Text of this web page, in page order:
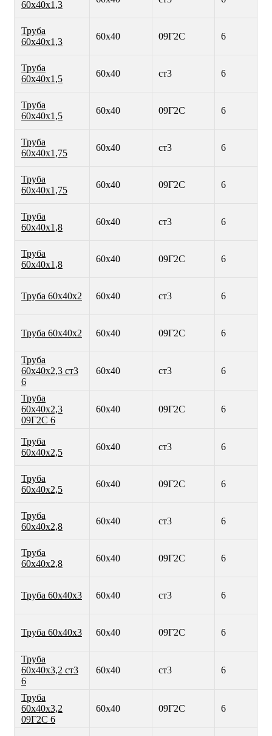
60х40х1,3
Труба
60х40х1,3
60х40 09Г2С 6
Труба
60х40х1,5
60х40 ст3 6
Труба
60х40х1,5
60х40 09Г2С 6
Труба
60х40х1,75
60х40 ст3 6
Труба
60х40х1,75
60х40 09Г2С 6
Труба
60х40х1,8
60х40 ст3 6
Труба
60х40х1,8
60х40 09Г2С 6
Труба 60х40х2 60х40 ст3 6
Труба 60х40х2 60х40 09Г2С 6
Труба
60х40х2,3 ст3
6
60х40 ст3 6
Труба
60х40х2,3
09Г2С 6
60х40 09Г2С 6
Труба
60х40х2,5
60х40 ст3 6
Труба
60х40х2,5
60х40 09Г2С 6
Труба
60х40х2,8
60х40 ст3 6
Труба
60х40х2,8
60х40 09Г2С 6
Труба 60х40х3 60х40 ст3 6
Труба 60х40х3 60х40 09Г2С 6
Труба
60х40х3,2 ст3
6
60х40 ст3 6
Труба
60х40х3,2
09Г2С 6
60х40 09Г2С 6